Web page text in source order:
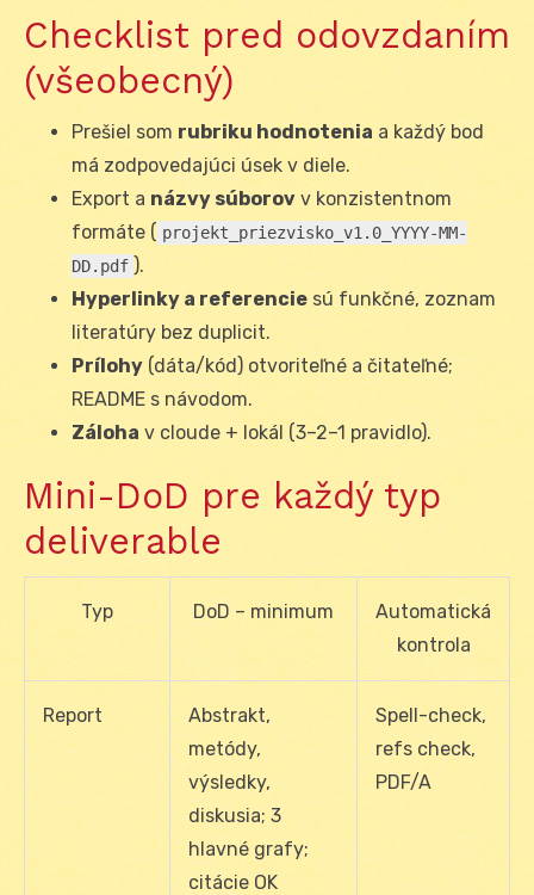
Checklist pred odovzdaním
(všeobecný)
Prešiel som rubriku hodnotenia a každý bod
má zodpovedajúci úsek v diele.
Export a názvy súborov v konzistentnom
formáte ( projekt_priezvisko_v1.0_YYYY-MM-
DD.pdf ).
Hyperlinky a referencie sú funkčné, zoznam
literatúry bez duplicit.
Prílohy (dáta/kód) otvoriteľné a čitateľné;
README s návodom.
Záloha v cloude + lokál (3–2–1 pravidlo).
Mini-DoD pre každý typ
deliverable
Typ DoD – minimum
Automatická
kontrola
Report
Abstrakt,
metódy,
výsledky,
diskusia; 3
hlavné grafy;
citácie OK
Spell-check,
refs check,
PDF/A